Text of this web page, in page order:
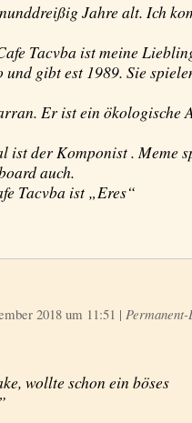
Jahre alt. Ich
Tacvba ist meine
und gibt est 1989. Sie
Er ist ein ökologische
ist der Komponist . Meme
auch.
Tacvba ist „Eres“
2018 um 11:51 |
wollte schon ein böses